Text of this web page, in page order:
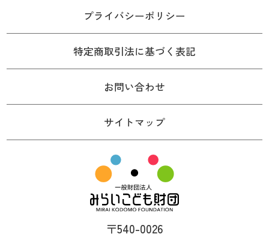
プライバシーポリシー
特定商取引法に基づく表記
お問い合わせ
サイトマップ
〒540-0026